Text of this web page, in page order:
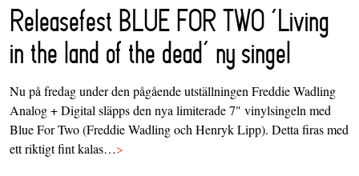
Releasefest BLUE FOR TWO ‘Living
in the land of the dead’ ny singel
Nu på fredag under den pågående utställningen Freddie Wadling
Analog + Digital släpps den nya limiterade 7" vinylsingeln med
Blue For Two (Freddie Wadling och Henryk Lipp). Detta firas med
ett riktigt fint kalas…>